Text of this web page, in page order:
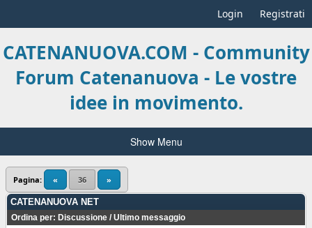
Login Registrati
CATENANUOVA.COM - Community
Forum Catenanuova - Le vostre
idee in movimento.
Show Menu
Pagina: « 36 »
CATENANUOVA NET
Ordina per: Discussione / Ultimo messaggio